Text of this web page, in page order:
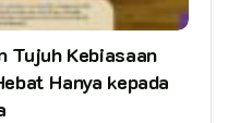
Tujuh Kebiasaan
Hanya kepada